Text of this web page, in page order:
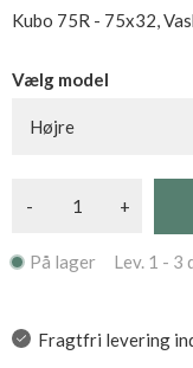
Kubo 75R - 75x32,
Vælg model
Højre
- +
På lager Lev. 1 - 3
Fragtfri levering